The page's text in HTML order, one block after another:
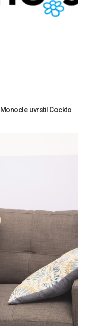
uvrstil Cockto